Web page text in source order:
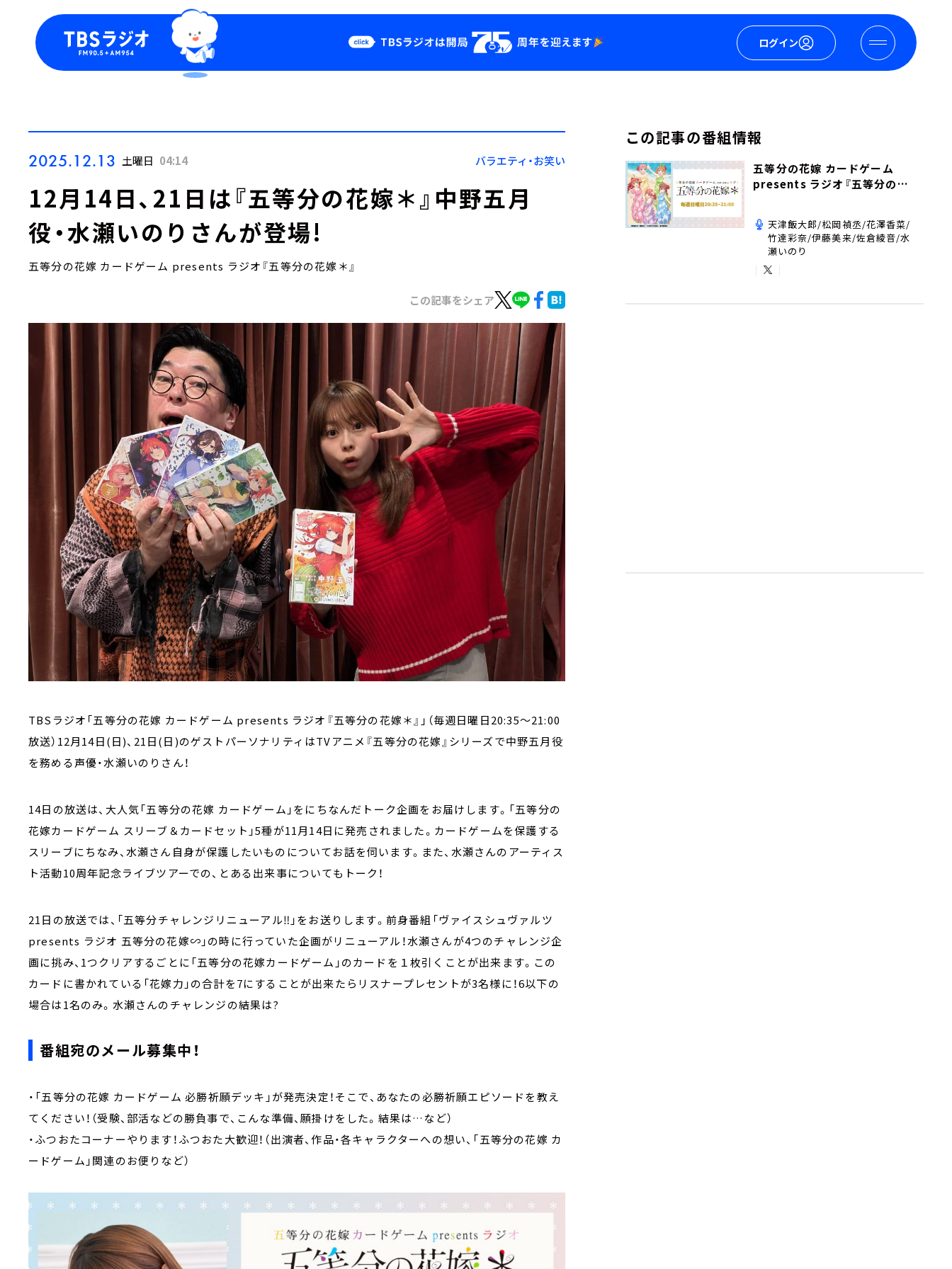
ログイン
Podcast
YouTube
会社情報
2025.12.13 土曜日 04:14 バラエティ・お笑い
12月14日、21日は『五等分の花嫁＊』中野五月
役・水瀬いのりさんが登場!
五等分の花嫁 カードゲーム presents ラジオ『五等分の花嫁＊』
この記事をシェア
TBSラジオ「五等分の花嫁 カードゲーム presents ラジオ『五等分の花嫁＊』」（毎週日曜日20:35～21:00
放送）12月14日(日)、21日(日)のゲストパーソナリティはTVアニメ『五等分の花嫁』シリーズで中野五月役
を務める声優・水瀬いのりさん！
14日の放送は、大人気「五等分の花嫁 カードゲーム」をにちなんだトーク企画をお届けします。「五等分の
花嫁カードゲーム スリーブ＆カードセット」5種が11月14日に発売されました。カードゲームを保護する
スリーブにちなみ、水瀬さん自身が保護したいものについてお話を伺います。また、水瀬さんのアーティス
ト活動10周年記念ライブツアーでの、とある出来事についてもトーク！
21日の放送では、「五等分チャレンジリニューアル‼」をお送りします。前身番組「ヴァイスシュヴァルツ
presents ラジオ 五等分の花嫁∽」の時に行っていた企画がリニューアル！水瀬さんが4つのチャレンジ企
画に挑み、1つクリアするごとに「五等分の花嫁カードゲーム」のカードを１枚引くことが出来ます。この
カードに書かれている「花嫁力」の合計を7にすることが出来たらリスナープレセントが3名様に！6以下の
場合は1名のみ。水瀬さんのチャレンジの結果は?
番組宛のメール募集中！
・「五等分の花嫁 カードゲーム 必勝祈願デッキ」が発売決定！そこで、あなたの必勝祈願エピソードを教え
てください！（受験、部活などの勝負事で、こんな準備、願掛けをした。結果は…など）
・ふつおたコーナーやります！ふつおた大歓迎！（出演者、作品・各キャラクターへの想い、「五等分の花嫁 カ
ードゲーム」関連のお便りなど）
この記事の番組情報
五等分の花嫁 カードゲーム
presents ラジオ『五等分の花
天津飯大郎/松岡禎丞/花澤香菜/
竹達彩奈/伊藤美来/佐倉綾音/水
瀬いのり